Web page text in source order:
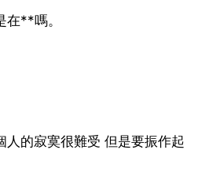
在**嗎。
人的寂寞很難受 但是要振作起